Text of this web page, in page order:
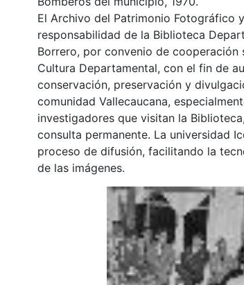
El Archivo del Patrimonio Fotográfico
responsabilidad de la Biblioteca
Borrero, por convenio de cooperación
Cultura Departamental, con el fin de
conservación, preservación y
comunidad Vallecaucana,
investigadores que visitan la
consulta permanente. La universidad
proceso de difusión, facilitando la
de las imágenes.